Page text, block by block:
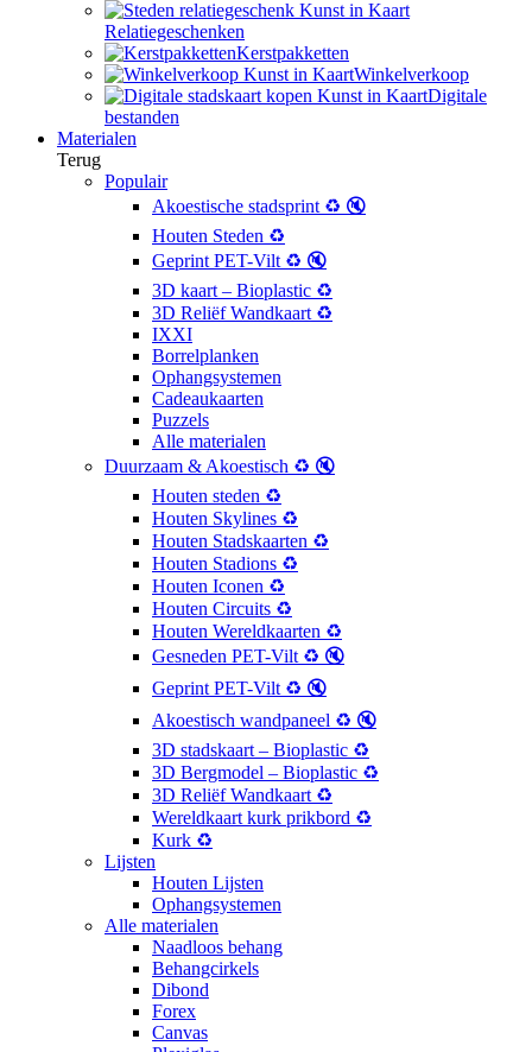
Relatiegeschenken
Kerstpakketten
Winkelverkoop
Digitale
bestanden
Materialen
Terug
Populair
Akoestische stadsprint ♻️ 🔇
Houten Steden ♻️
Geprint PET-Vilt ♻️ 🔇
3D kaart – Bioplastic ♻️
3D Reliëf Wandkaart ♻️
IXXI
Borrelplanken
Ophangsystemen
Cadeaukaarten
Puzzels
Alle materialen
Duurzaam & Akoestisch ♻️ 🔇
Houten steden ♻️
Houten Skylines ♻️
Houten Stadskaarten ♻️
Houten Stadions ♻️
Houten Iconen ♻️
Houten Circuits ♻️
Houten Wereldkaarten ♻️
Gesneden PET-Vilt ♻️ 🔇
Geprint PET-Vilt ♻️ 🔇
Akoestisch wandpaneel ♻️ 🔇
3D stadskaart – Bioplastic ♻️
3D Bergmodel – Bioplastic ♻️
3D Reliëf Wandkaart ♻️
Wereldkaart kurk prikbord ♻️
Kurk ♻️
Lijsten
Houten Lijsten
Ophangsystemen
Alle materialen
Naadloos behang
Behangcirkels
Dibond
Forex
Canvas